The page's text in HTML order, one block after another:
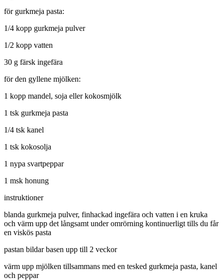
för gurkmeja pasta:
1/4 kopp gurkmeja pulver
1/2 kopp vatten
30 g färsk ingefära
för den gyllene mjölken:
1 kopp mandel, soja eller kokosmjölk
1 tsk gurkmeja pasta
1/4 tsk kanel
1 tsk kokosolja
1 nypa svartpeppar
1 msk honung
instruktioner
blanda gurkmeja pulver, finhackad ingefära och vatten i en kruka
och värm upp det långsamt under omrörning kontinuerligt tills du får
en viskös pasta
pastan bildar basen upp till 2 veckor
värm upp mjölken tillsammans med en tesked gurkmeja pasta, kanel
och peppar